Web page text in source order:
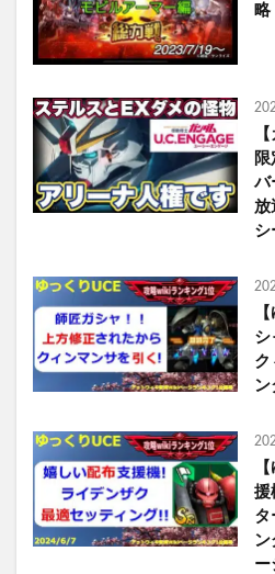
バ
放
シ
シ
ク
ン
援
タ
ン
ー